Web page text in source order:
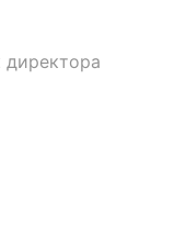
директора